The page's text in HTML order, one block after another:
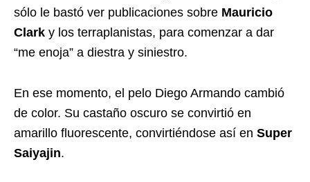
sólo le bastó ver publicaciones sobre Mauricio
Clark y los terraplanistas, para comenzar a dar
“me enoja” a diestra y siniestro.
En ese momento, el pelo Diego Armando cambió
de color. Su castaño oscuro se convirtió en
amarillo fluorescente, convirtiéndose así en Super
Saiyajin.